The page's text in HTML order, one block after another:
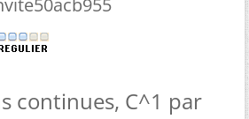
continues, C^1 par